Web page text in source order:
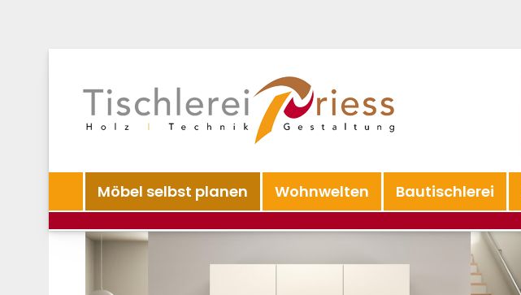
Möbel selbst planen Wohnwelten Bautischlerei